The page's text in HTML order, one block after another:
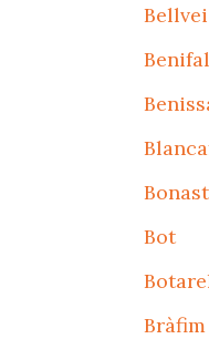
Bellvei
Bot
Bràfim